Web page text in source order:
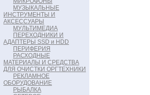
МУЗЫКАЛЬНЫЕ
ИНСТРУМЕНТЫ И
АКСЕССУАРЫ
МУЛЬТИМЕДИА
ПЕРЕХОДНИКИ И
АДАПТЕРЫ SSD и HDD
ПЕРИФЕРИЯ
РАСХОДНЫЕ
МАТЕРИАЛЫ И СРЕДСТВА
ДЛЯ ОЧИСТКИ ОРГТЕХНИКИ
РЕКЛАМНОЕ
ОБОРУДОВАНИЕ
РЫБАЛКА